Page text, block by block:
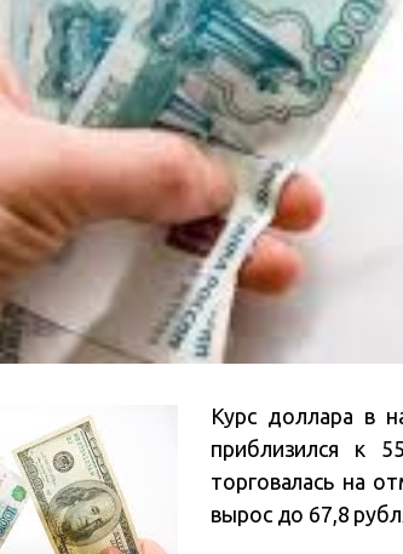
Курс доллара в
приблизился к
торговалась на
вырос до 67,8